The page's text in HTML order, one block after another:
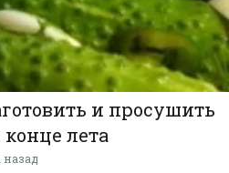
и просушить
лета
назад